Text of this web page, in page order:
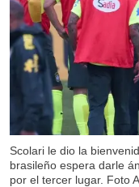
Scolari le dio la
brasileño espera darle
por el tercer lugar. Foto